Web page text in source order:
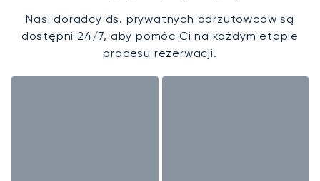
Nasi doradcy ds. prywatnych odrzutowców są
dostępni 24/7, aby pomóc Ci na każdym etapie
procesu rezerwacji.